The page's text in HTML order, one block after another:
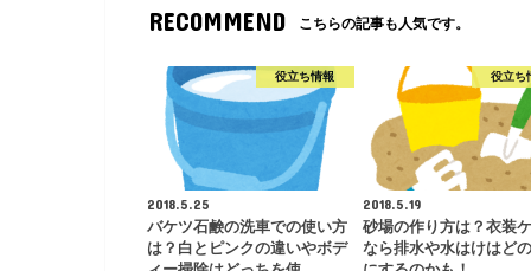
RECOMMEND こちらの記事も人気です。
役立ち情報
2018.5.25
バケツ石鹸の洗車での使い方
は？白とピンクの違いやボデ
役立ち
2018.5.19
砂場の作り方は？衣装
なら排水や水はけはど